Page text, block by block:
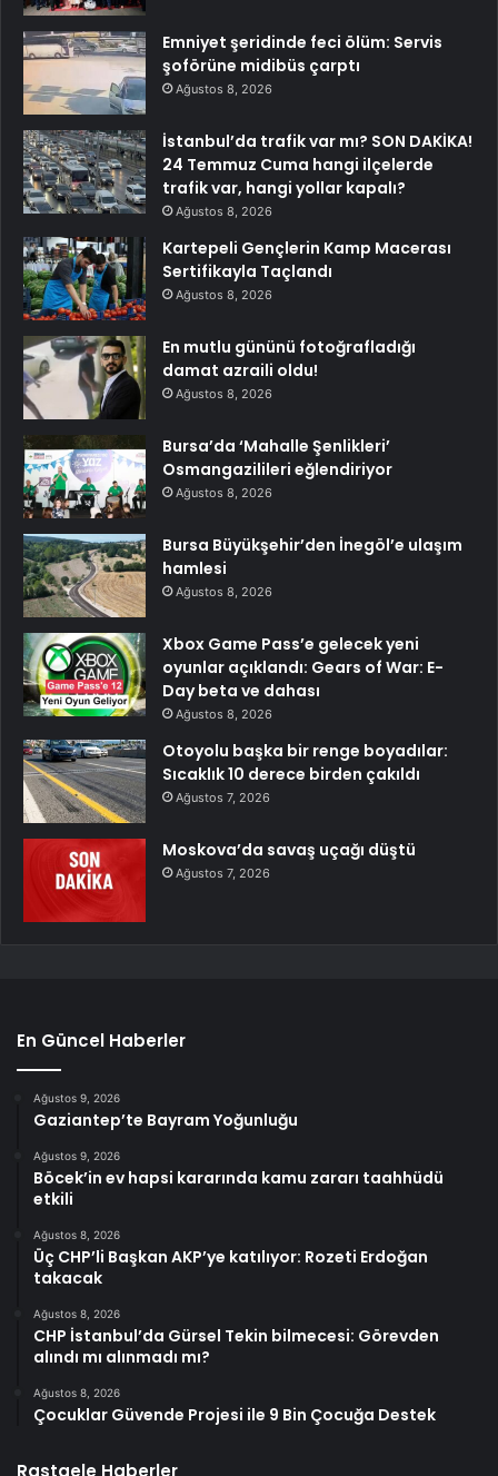
Emniyet şeridinde feci ölüm: Servis
şoförüne midibüs çarptı
Ağustos 8, 2026
İstanbul’da trafik var mı? SON DAKİKA!
24 Temmuz Cuma hangi ilçelerde
trafik var, hangi yollar kapalı?
Ağustos 8, 2026
Kartepeli Gençlerin Kamp Macerası
Sertifikayla Taçlandı
Ağustos 8, 2026
En mutlu gününü fotoğrafladığı
damat azraili oldu!
Ağustos 8, 2026
Bursa’da ‘Mahalle Şenlikleri’
Osmangazilileri eğlendiriyor
Ağustos 8, 2026
Bursa Büyükşehir’den İnegöl’e ulaşım
hamlesi
Ağustos 8, 2026
Xbox Game Pass’e gelecek yeni
oyunlar açıklandı: Gears of War: E-
Day beta ve dahası
Ağustos 8, 2026
Otoyolu başka bir renge boyadılar:
Sıcaklık 10 derece birden çakıldı
Ağustos 7, 2026
Moskova’da savaş uçağı düştü
Ağustos 7, 2026
En Güncel Haberler
Ağustos 9, 2026
Gaziantep’te Bayram Yoğunluğu
Ağustos 9, 2026
Böcek’in ev hapsi kararında kamu zararı taahhüdü
etkili
Ağustos 8, 2026
Üç CHP’li Başkan AKP’ye katılıyor: Rozeti Erdoğan
takacak
Ağustos 8, 2026
CHP İstanbul’da Gürsel Tekin bilmecesi: Görevden
alındı mı alınmadı mı?
Ağustos 8, 2026
Çocuklar Güvende Projesi ile 9 Bin Çocuğa Destek
Rastgele Haberler